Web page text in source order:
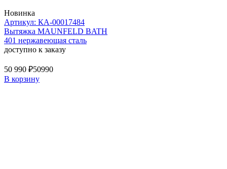
Новинка
Артикул: КА-00017484
Вытяжка MAUNFELD BATH
401 нержавеющая сталь
доступно к заказу
50 990 ₽50990
В корзину